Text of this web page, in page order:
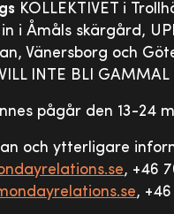
KOLLEKTIVET i
i Åmåls skärgård,
Vänersborg och
INTE BLI
pågår den 13-24
och ytterligare
, +46
,